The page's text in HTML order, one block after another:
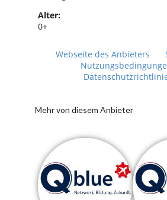
Alter:
0+
Webseite des Anbieters
Mehr von diesem Anbieter